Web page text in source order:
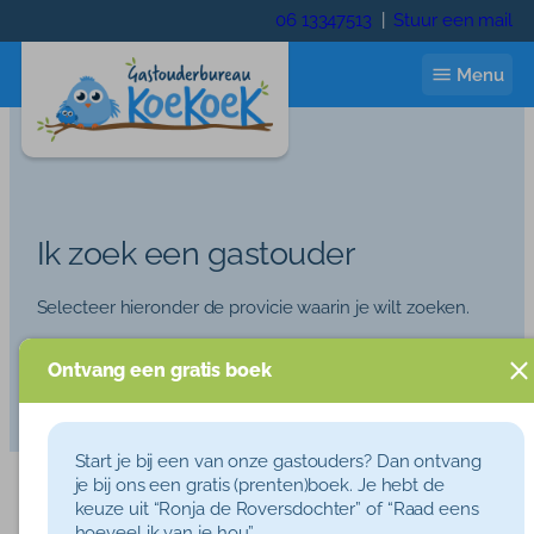
naar
06 13347513 Stuur een mail
Menu
Gastouder worden
Trainingen
Contact
Inloggen
Ik zoek een gastouder
Selecteer hieronder de provicie waarin je wilt zoeken.
Terug Drenthe Overijssel
Filter op een gemeente
Ontvang een gratis boek
Start je bij een van onze gastouders? Dan ontvang
je bij ons een gratis (prenten)boek. Je hebt de
keuze uit “Ronja de Roversdochter” of “Raad eens